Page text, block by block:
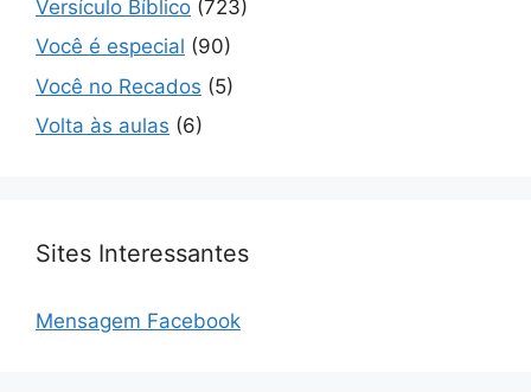
Versículo Bíblico (723)
Você é especial (90)
Você no Recados (5)
Volta às aulas (6)
Sites Interessantes
Mensagem Facebook